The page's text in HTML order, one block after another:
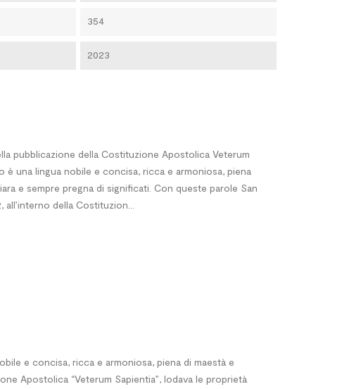
354
2023
pubblicazione della Costituzione Apostolica Veterum
è una lingua nobile e concisa, ricca e armoniosa, piena
e sempre pregna di significati. Con queste parole San
all’interno della Costituzion...
e concisa, ricca e armoniosa, piena di maestà e
Apostolica “Veterum Sapientia”, lodava le proprietà